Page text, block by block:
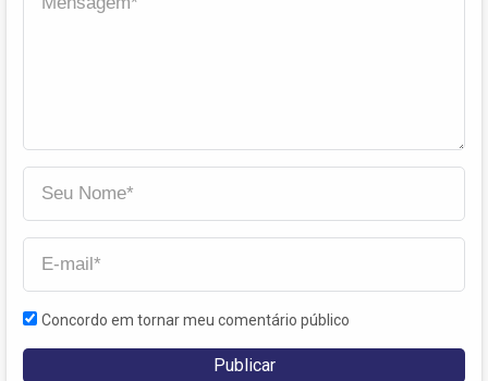
Concordo em tornar meu comentário público